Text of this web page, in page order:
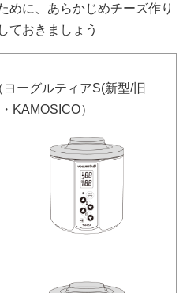
めに、あらかじめチーズ作り
ておきましょう
ーグルティアS(新型/旧
KAMOSICO）